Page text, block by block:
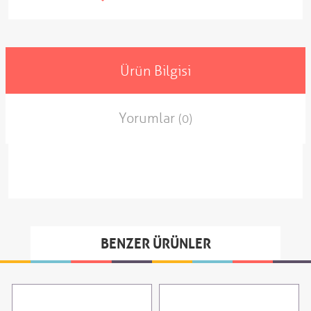
Ürün Bilgisi
Yorumlar (0)
BENZER ÜRÜNLER